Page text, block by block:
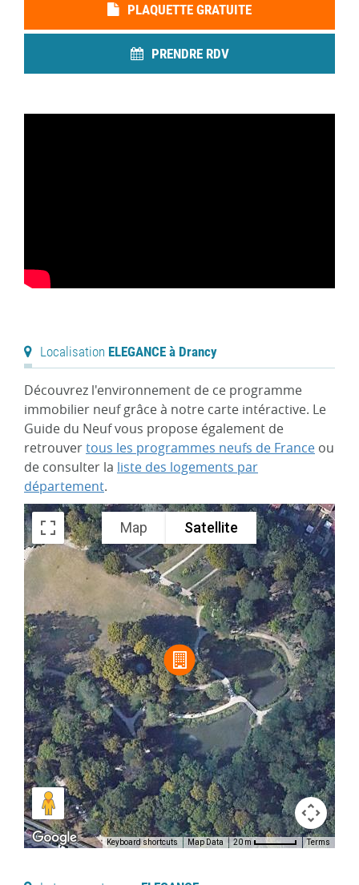
PLAQUETTE GRATUITE
PRENDRE RDV
Localisation ELEGANCE à Drancy
Découvrez l'environnement de ce programme
immobilier neuf grâce à notre carte intéractive. Le
Guide du Neuf vous propose également de
retrouvertous les programmes neufs de France ou
de consulter la liste des logements par
département.
Map Satellite
Keyboard shortcuts Map Data 20 m Terms